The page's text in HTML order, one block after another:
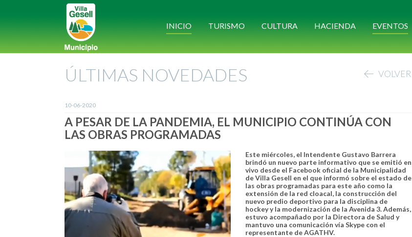
INICIO TURISMO CULTURA HACIENDA EVENTOS
ÚLTIMAS NOVEDADES VOLVER
10-06-2020
A PESAR DE LA PANDEMIA, EL MUNICIPIO CONTINÚA CON
LAS OBRAS PROGRAMADAS
Este miércoles, el Intendente Gustavo Barrera
brindó un nuevo parte informativo que se emitió en
vivo desde el Facebook oficial de la Municipalidad
de Villa Gesell en el que informó sobre el estado de
las obras programadas para este año como la
extensión de la red cloacal, la construcción del
nuevo predio deportivo para la disciplina de
hockey y la modernización de la Avenida 3. Además,
estuvo acompañado por la Directora de Salud y
mantuvo una comunicación vía Skype con el
representante de AGATHV.